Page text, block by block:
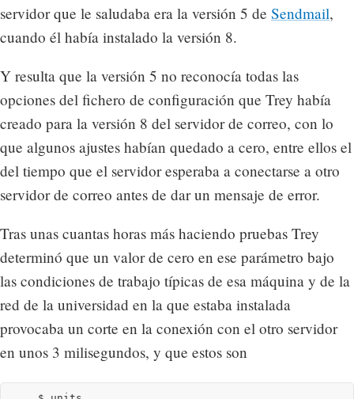
servidor que le saludaba era la versión 5 de Sendmail,
cuando él había instalado la versión 8.
Y resulta que la versión 5 no reconocía todas las
opciones del fichero de configuración que Trey había
creado para la versión 8 del servidor de correo, con lo
que algunos ajustes habían quedado a cero, entre ellos el
del tiempo que el servidor esperaba a conectarse a otro
servidor de correo antes de dar un mensaje de error.
Tras unas cuantas horas más haciendo pruebas Trey
determinó que un valor de cero en ese parámetro bajo
las condiciones de trabajo típicas de esa máquina y de la
red de la universidad en la que estaba instalada
provocaba un corte en la conexión con el otro servidor
en unos 3 milisegundos, y que estos son